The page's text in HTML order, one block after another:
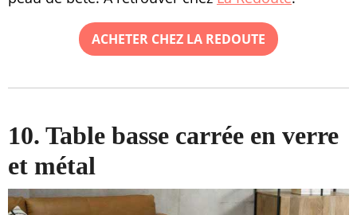
ACHETER CHEZ LA REDOUTE
10. Table basse carrée en verre
et métal